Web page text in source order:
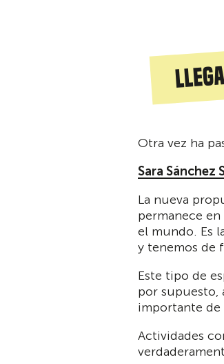
Otra vez ha
Sara Sánchez
La nueva
permanece
el mundo. Es
y tenemos de
Este tipo de
por supuesto,
importante
Actividades